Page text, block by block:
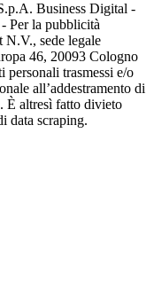
Business Digital -
Per la pubblicità
sede legale
46, 20093 Cologno
personali trasmessi e/o
all’addestramento di
È altresì fatto divieto
data scraping.